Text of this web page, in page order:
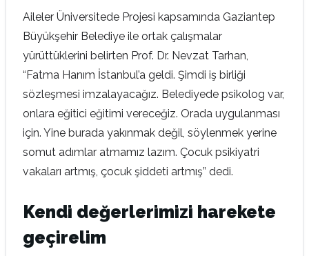
Aileler Üniversitede Projesi kapsamında Gaziantep
Büyükşehir Belediye ile ortak çalışmalar
yürüttüklerini belirten Prof. Dr. Nevzat Tarhan,
“Fatma Hanım İstanbul’a geldi. Şimdi iş birliği
sözleşmesi imzalayacağız. Belediyede psikolog var,
onlara eğitici eğitimi vereceğiz. Orada uygulanması
için. Yine burada yakınmak değil, söylenmek yerine
somut adımlar atmamız lazım. Çocuk psikiyatri
vakaları artmış, çocuk şiddeti artmış” dedi.
Kendi değerlerimizi harekete
geçirelim